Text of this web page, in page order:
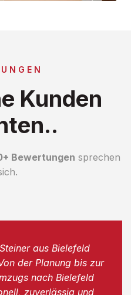
Kunden
Bewertungen sprechen
aus Bielefeld
der Planung bis zur
nach Bielefeld
zuverlässig und